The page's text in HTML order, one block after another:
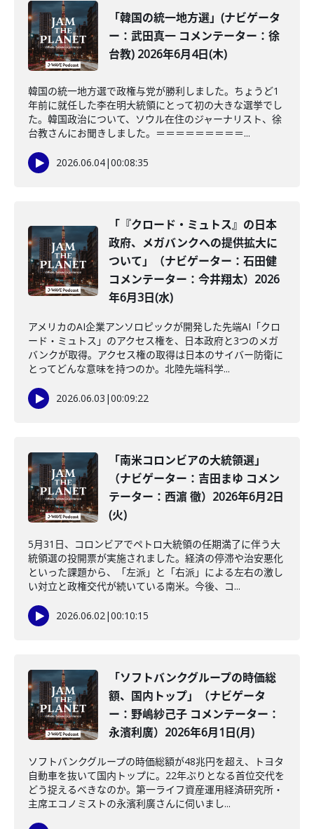
「韓国の統一地方選」(ナビゲータ
ー：武田真一 コメンテーター：徐
台教) 2026年6月4日(木)
韓国の統一地方選で政権与党が勝利しました。ちょうど1
年前に就任した李在明大統領にとって初の大きな選挙でし
た。韓国政治について、ソウル在住のジャーナリスト、徐
台教さんにお聞きしました。＝＝＝＝＝＝＝＝＝...
2026.06.04|00:08:35
「『クロード・ミュトス』の日本
政府、メガバンクへの提供拡大に
ついて」（ナビゲーター：石田健
コメンテーター：今井翔太）2026
年6月3日(水)
アメリカのAI企業アンソロピックが開発した先端AI「クロ
ード・ミュトス」のアクセス権を、日本政府と3つのメガ
バンクが取得。アクセス権の取得は日本のサイバー防衛に
とってどんな意味を持つのか。北陸先端科学...
2026.06.03 |00:09:22
「南米コロンビアの大統領選」
（ナビゲーター：吉田まゆ コメン
テーター：西濵 徹）2026年6月2日
(火)
5月31日、コロンビアでペトロ大統領の任期満了に伴う大
統領選の投開票が実施されました。経済の停滞や治安悪化
といった課題から、「左派」と「右派」による左右の激し
い対立と政権交代が続いている南米。今後、コ...
2026.06.02|00:10:15
「ソフトバンクグループの時価総
額、国内トップ」（ナビゲータ
ー：野嶋紗己子 コメンテーター：
永濱利廣）2026年6月1日(月)
ソフトバンクグループの時価総額が48兆円を超え、トヨタ
自動車を抜いて国内トップに。22年ぶりとなる首位交代を
どう捉えるべきなのか。第一ライフ資産運用経済研究所・
主席エコノミストの永濱利廣さんに伺いまし...